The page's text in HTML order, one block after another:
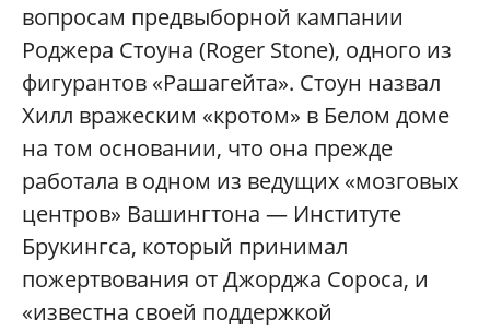
вопросам предвыборной кампании
Роджера Стоуна (Roger Stone), одного из
фигурантов «Рашагейта». Стоун назвал
Хилл вражеским «кротом» в Белом доме
на том основании, что она прежде
работала в одном из ведущих «мозговых
центров» Вашингтона — Институте
Брукингса, который принимал
пожертвования от Джорджа Сороса, и
«известна своей поддержкой